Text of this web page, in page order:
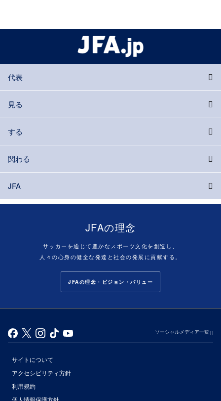
代表
見る
する
関わる
JFA
JFAの理念
サッカーを通じて豊かなスポーツ文化を創造し、
人々の心身の健全な発達と社会の発展に貢献する。
JFAの理念・ビジョン・バリュー
ソーシャルメディア一覧
サイトについて
アクセシビリティ方針
利用規約
個人情報保護方針